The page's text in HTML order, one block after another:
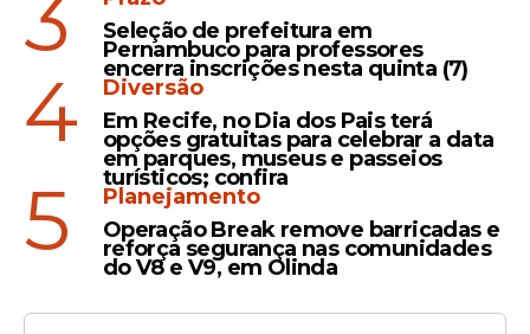
a UTI e foi encaminhado para um quarto.
Leia Também
Articulação
Flávio Bolsonaro cogita
deputada da Bahia para
diz jornal
3
Seleção de prefeitura em
Pernambuco para professores
encerra inscrições nesta quinta (7)
4
Diversão
Em Recife, no Dia dos Pais terá
opções gratuitas para celebrar a data
em parques, museus e passeios
turísticos; confira
5
Planejamento
Operação Break remove barricadas e
reforça segurança nas comunidades
do V8 e V9, em Olinda